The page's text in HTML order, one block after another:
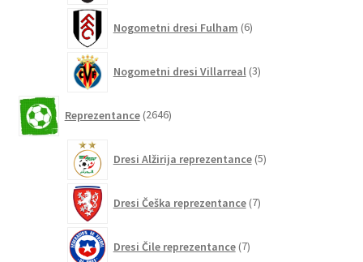
Nogometni dresi Fulham 6izdelkov
Nogometni dresi Villarreal 3izdelki
Reprezentance 2646izdelkov
Dresi Alžirija reprezentance 5izdelkov
Dresi Češka reprezentance 7izdelkov
Dresi Čile reprezentance 7izdelkov